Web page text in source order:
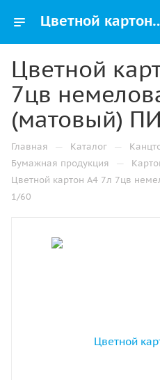
Цветной картон А4 7л 7цв
Цветной
7цв
(матовый)
Главная — Каталог —
Бумажная продукция —
Цветной картон А4 7л 7цв
1/60